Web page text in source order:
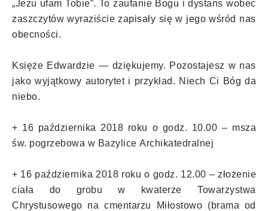
„Jezu ufam Tobie”. To zaufanie Bogu i dystans wobec
zaszczytów wyraziście zapisały się w jego wśród nas
obecności.
Księże Edwardzie — dziękujemy. Pozostajesz w nas
jako wyjątkowy autorytet i przykład. Niech Ci Bóg da
niebo.
+ 16 października 2018 roku o godz. 10.00 – msza
św. pogrzebowa w Bazylice Archikatedralnej
+ 16 października 2018 roku o godz. 12.00 – złożenie
ciała do grobu w kwaterze Towarzystwa
Chrystusowego na cmentarzu Miłostowo (brama od